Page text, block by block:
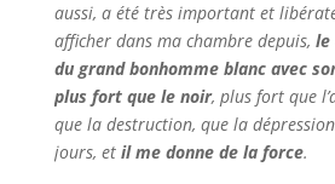
aussi, a été très important et
afficher dans ma chambre depuis, le
du grand bonhomme blanc avec
plus fort que le noir, plus fort que
que la destruction, que la
jours, etil me donne de la force.